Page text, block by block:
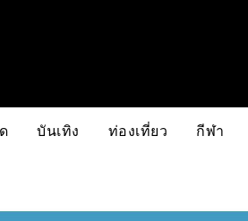
บันเทิง ท่องเที่ยว กีฬา